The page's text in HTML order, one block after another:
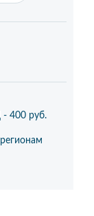
- 400 руб.